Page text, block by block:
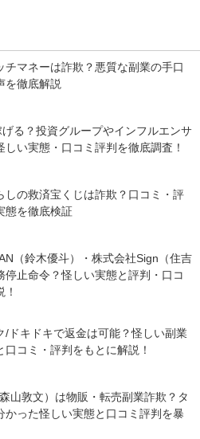
チマネーは詐欺？悪質な副業の手口
を徹底解説
る？投資グループやインフルエンサ
しい実態・口コミ評判を徹底調査！
しの救済宝くじは詐欺？口コミ・評
態を徹底検証
（鈴木優斗）・株式会社Sign（住吉
停止命令？怪しい実態と評判・口コ
！
/ドキドキで返金は可能？怪しい副業
口コミ・評判をもとに解説！
山敦文）は物販・転売副業詐欺？タ
かった怪しい実態と口コミ評判を暴